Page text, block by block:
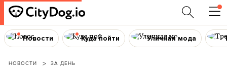
Новости Куда пойти Уличная мода
НОВОСТИ ЗА ДЕНЬ